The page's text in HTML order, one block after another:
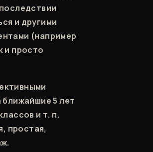
и другими
(например
и просто
5 лет
и т. п.
простая,